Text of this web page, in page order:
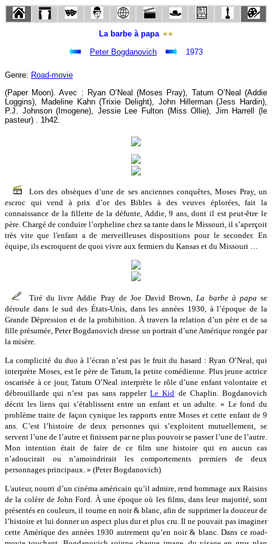
La barbe à papa
Peter Bogdanovich
1973
Genre: Road-movie
(Paper Moon). Avec : Ryan O’Neal (Moses Pray), Tatum O’Neal (Addie
Loggins), Madeline Kahn (Trixie Delight), John Hillerman (Jess Hardin),
P.J. Johnson (Imogene), Jessie Lee Fulton (Miss Ollie), Jim Harrell (le
pasteur) . 1h42.
Lors des obsèques d’une de ses anciennes conquêtes, Moses Pray, un
escroc qui vend à prix d’or des Bibles à des veuves éplorées, fait la
connaissance de la fillette de la défunte, Addie, 9 ans, dont il est peut-être le
père. Chargé de conduire l’orpheline chez sa tante dans le Missouri, il s’aperçoit
très vite que l'enfant a de merveilleuses dispositions pour le seconder. En
équipe, ils escroquent de quoi vivre aux fermiers du Kansas et du Missouri …
Tiré du livre Addie Pray de Joe David Brown, La barbe à papa se
déroule dans le sud des États-Unis, dans les années 1930, à l’époque de la
Grande Dépression et de la prohibition. À travers la relation d’un père et de sa
fille présumée, Peter Bogdanovich dresse un portrait d’une Amérique rongée par
la misère.
La complicité du duo à l’écran n’est pas le fruit du hasard : Ryan O’Neal, qui
interprète Moses, est le père de Tatum, la petite comédienne. Plus jeune actrice
oscarisée à ce jour, Tatum O’Neal interprète le rôle d’une enfant volontaire et
débrouillarde qui n’est pas sans rappelerLe Kid de Chaplin. Bogdanovich
décrit les liens qui s’établissent entre un enfant et un adulte. « Le fond du
problème traite de façon cynique les rapports entre Moses et cette enfant de 9
ans. C’est l’histoire de deux personnes qui s’exploitent mutuellement, se
servent l’une de l’autre et finissent par ne plus pouvoir se passer l’une de l’autre.
Mon intention était de faire de ce film une histoire qui en aucun cas
n’adoucirait ou n’amoindrirait les comportements premiers de deux
personnages principaux. » (Peter Bogdanovich)
L'auteur, nourri d’un cinéma américain qu’il admire, rend hommage aux Raisins
de la colère de John Ford. À une époque où les films, dans leur majorité, sont
présentés en couleurs, il tourne en noir & blanc, afin de supprimer la douceur de
l’histoire et lui donner un aspect plus dur et plus cru. Il ne pouvait pas imaginer
cette Amérique des années 1930 autrement qu’en noir & blanc. Dans ce road-